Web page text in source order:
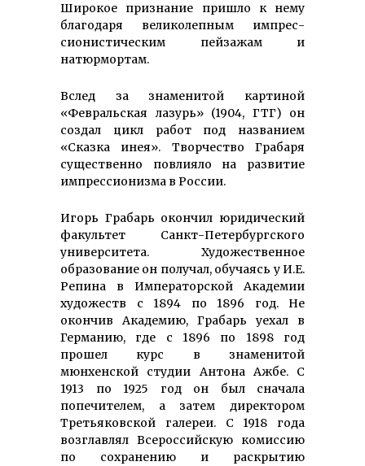
Широкое признание пришло к нему
благодаря великолепным импрес­
сиони­стическим пейзажам и
натюрмортам.
Вслед за знаменитой картиной
«Февральская лазурь» (1904, ГТГ) он
создал цикл работ под названием
«Сказка инея». Творчество Грабаря
существенно повлияло на развитие
импрессионизма в России.
Игорь Грабарь окончил юридический
факультет Санкт-Петербургского
университета. Худо­жествен­ное
образование он получал, обучаясь у И.Е.
Репина в Импера­торской Академии
художеств с 1894 по 1896 год. Не
окончив Академию, Грабарь уехал в
Германию, где с 1896 по 1898 год
прошел курс в знаменитой
мюнхенской студии Антона Ажбе. С
1913 по 1925 год он был сначала
попечителем, а затем директором
Третьяковской галереи. С 1918 года
возглавлял Всероссийскую комиссию
по сохранению и раскрытию